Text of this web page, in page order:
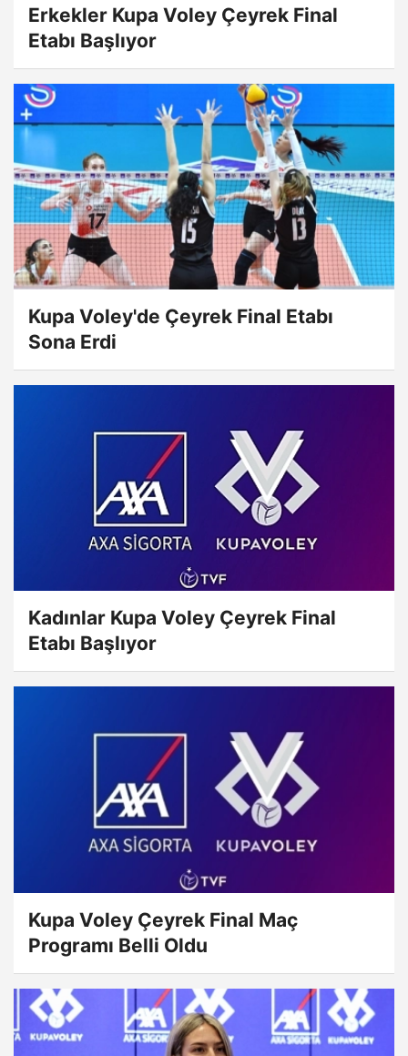
Erkekler Kupa Voley Çeyrek Final
Etabı Başlıyor
Kupa Voley'de Çeyrek Final Etabı
Sona Erdi
Kadınlar Kupa Voley Çeyrek Final
Etabı Başlıyor
Kupa Voley Çeyrek Final Maç
Programı Belli Oldu